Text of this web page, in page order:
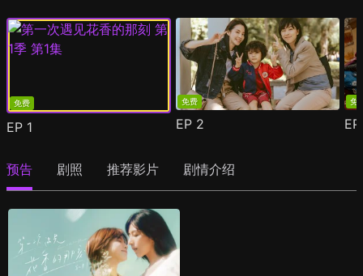
免费
EP 1
免费
EP 2
免
预告 剧照 推荐影片 剧情介绍